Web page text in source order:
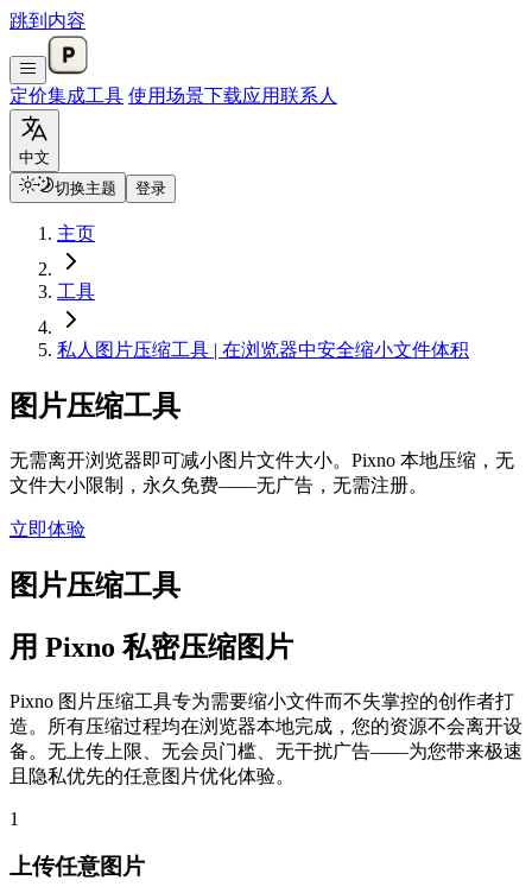
跳到内容
定价集成工具 使用场景下载应用联系人
中文
切换主题
登录
主页
工具
私人图片压缩工具 | 在浏览器中安全缩小文件体积
图片压缩工具
无需离开浏览器即可减小图片文件大小。Pixno 本地压缩，无
文件大小限制，永久免费——无广告，无需注册。
立即体验
图片压缩工具
用 Pixno 私密压缩图片
Pixno 图片压缩工具专为需要缩小文件而不失掌控的创作者打
造。所有压缩过程均在浏览器本地完成，您的资源不会离开设
备。无上传上限、无会员门槛、无干扰广告——为您带来极速
且隐私优先的任意图片优化体验。
1
上传任意图片